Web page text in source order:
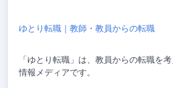
ゆとり転職｜教師・教員からの転職
「ゆとり転職」は、教員からの転職を
情報メディアです。